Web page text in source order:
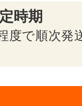
時期
度で順次発